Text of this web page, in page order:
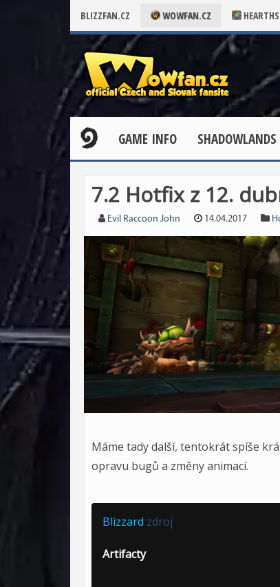
BLIZZFAN.CZ WOWFAN.CZ
GAME INFO SHADOWLANDS
7.2 Hotfix z 12.
Evil Raccoon John 14.04.2017
Máme tady další, tentokrát spíše
opravu bugů a změny animací.
Blizzard zdroj
Artifacty